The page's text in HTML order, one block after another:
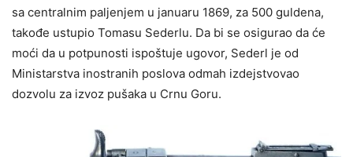
sa centralnim paljenjem u januaru 1869, za 500 guldena,
takođe ustupio Tomasu Sederlu. Da bi se osigurao da će
moći da u potpunosti ispoštuje ugovor, Sederl je od
Ministarstva inostranih poslova odmah izdejstvovao
dozvolu za izvoz pušaka u Crnu Goru.